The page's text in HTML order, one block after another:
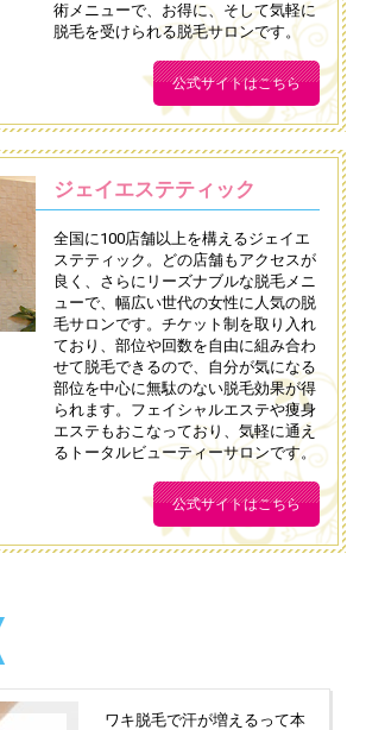
術メニューで、お得に、そして気軽に
脱毛を受けられる脱毛サロンです。
公式サイトはこちら
ジェイエステティック
全国に100店舗以上を構えるジェイエ
ステティック。どの店舗もアクセスが
良く、さらにリーズナブルな脱毛メニ
ューで、幅広い世代の女性に人気の脱
毛サロンです。チケット制を取り入れ
ており、部位や回数を自由に組み合わ
せて脱毛できるので、自分が気になる
部位を中心に無駄のない脱毛効果が得
られます。フェイシャルエステや痩身
エステもおこなっており、気軽に通え
るトータルビューティーサロンです。
公式サイトはこちら
ワキ脱毛で汗が増えるって本